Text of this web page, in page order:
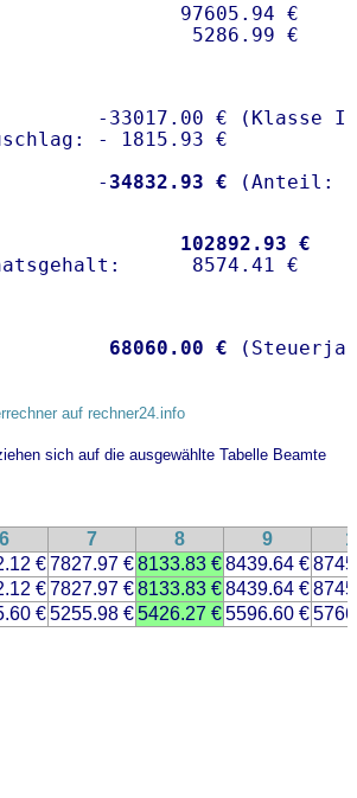
97605.94 €
-33017.00 € (Klasse I)
- 1815.93 €
- 34832.93 €
Brutto: 102892.93 €
68060.00 €
auf rechner24.info
sich auf die ausgewählte Tabelle Beamte
6 7 8 9
€7827.97 €8133.83 €8439.64 €
€7827.97 €8133.83 €8439.64 €
€5255.98 €5426.27 €5596.60 €